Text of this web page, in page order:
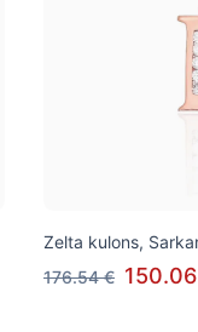
Zelta kulons,
176.54 €